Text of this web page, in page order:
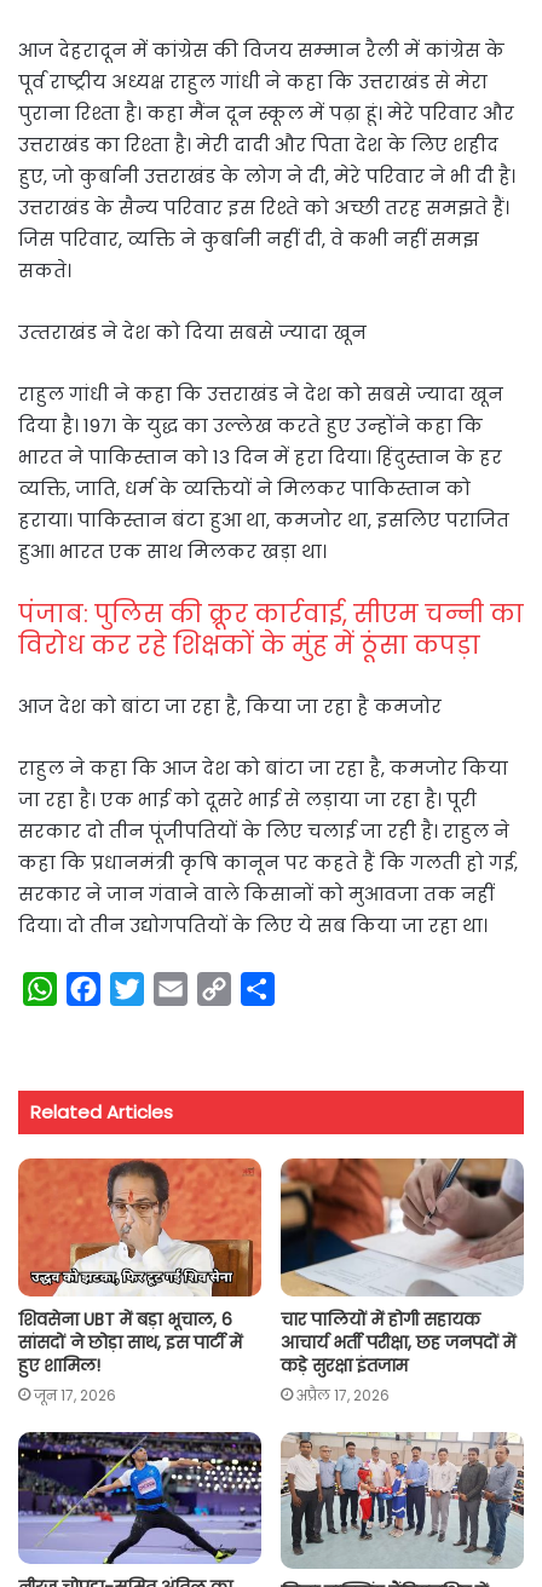
आज देहरादून में कांग्रेस की विजय सम्‍मान रैली में कांग्रेस के
पूर्व राष्ट्रीय अध्यक्ष राहुल गांधी ने कहा कि उत्तराखंड से मेरा
पुराना रिश्ता है। कहा मैंन दून स्कूल में पढ़ा हूं। मेरे परिवार और
उत्तराखंड का रिश्ता है। मेरी दादी और पिता देश के लिए शहीद
हुए, जो कुर्बानी उत्तराखंड के लोग ने दी, मेरे परिवार ने भी दी है।
उत्तराखंड के सैन्य परिवार इस रिश्ते को अच्छी तरह समझते हैं।
जिस परिवार, व्यक्ति ने कुर्बानी नहीं दी, वे कभी नहीं समझ
सकते।
उत्‍तराखंड ने देश को दिया सबसे ज्‍यादा खून
राहुल गांधी ने कहा कि उत्तराखंड ने देश को सबसे ज्यादा खून
दिया है। 1971 के युद्ध का उल्लेख करते हुए उन्‍होंने कहा कि
भारत ने पाकिस्तान को 13 दिन में हरा दिया। हिंदुस्तान के हर
व्यक्ति, जाति, धर्म के व्यक्तियों ने मिलकर पाकिस्तान को
हराया। पाकिस्तान बंटा हुआ था, कमजोर था, इसलिए पराजित
हुआ। भारत एक साथ मिलकर खड़ा था।
पंजाब: पुलिस की क्रूर कार्रवाई, सीएम चन्नी का
विरोध कर रहे शिक्षकों के मुंह में ठूंसा कपड़ा
आज देश को बांटा जा रहा है, किया जा रहा है कमजोर
राहुल ने कहा कि आज देश को बांटा जा रहा है, कमजोर किया
जा रहा है। एक भाई को दूसरे भाई से लड़ाया जा रहा है। पूरी
सरकार दो तीन पूंजीपतियों के लिए चलाई जा रही है। राहुल ने
कहा कि प्रधानमंत्री कृषि कानून पर कहते हैं कि गलती हो गई,
सरकार ने जान गंवाने वाले किसानों को मुआवजा तक नहीं
दिया। दो तीन उद्योगपतियों के लिए ये सब किया जा रहा था।
W
t
s
A
p
e
b
o
o
k
t
t
e
r
i
y
i
n
k
r
Related Articles
शिवसेना UBT में बड़ा भूचाल, 6
सांसदों ने छोड़ा साथ, इस पार्टी में
हुए शामिल!
जून 17, 2026
चार पालियों में होगी सहायक
आचार्य भर्ती परीक्षा, छह जनपदों में
कड़े सुरक्षा इंतजाम
अप्रैल 17, 2026